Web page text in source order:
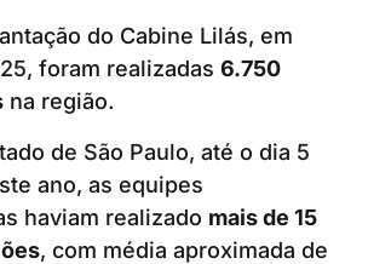
do Cabine Lilás, em
foram realizadas 6.750
na região.
de São Paulo, até o dia 5
ano, as equipes
haviam realizado mais de 15
, com média aproximada de